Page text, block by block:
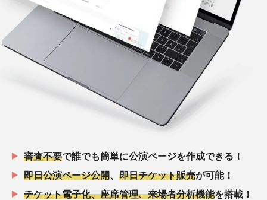
審査不要で誰でも簡単に公演ページを作成できる！
即日公演ページ公開
即日チケット販売が可能！
チケット電子化、座席管理、来場者分析機能を搭載！